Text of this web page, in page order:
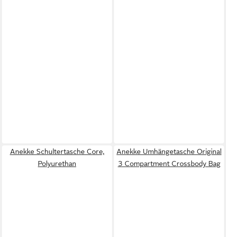
Anekke Schultertasche Core,
Polyurethan
Anekke Umhängetasche Original
3 Compartment Crossbody Bag